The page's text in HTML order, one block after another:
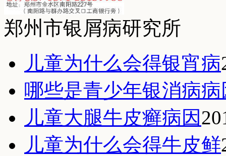
郑州市银屑病研究所
儿童为什么会得银宵病
哪些是青少年银消病病
儿童大腿牛皮癣病因
儿童为什么会得牛皮鲜